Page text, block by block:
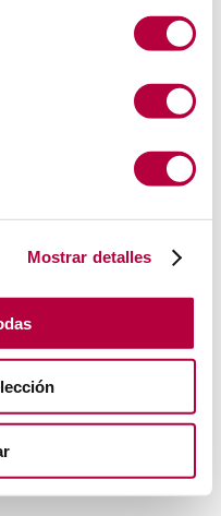
Mostrar detalles